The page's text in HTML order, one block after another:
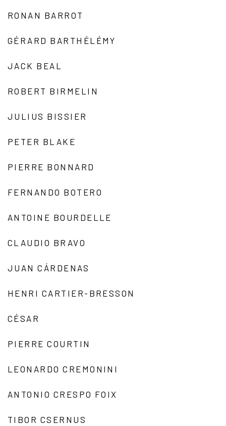
RONAN BARROT
GÉRARD BARTHÉLÉMY
JACK BEAL
ROBERT BIRMELIN
JULIUS BISSIER
PETER BLAKE
PIERRE BONNARD
FERNANDO BOTERO
ANTOINE BOURDELLE
CLAUDIO BRAVO
JUAN CÁRDENAS
HENRI CARTIER-BRESSON
CÉSAR
PIERRE COURTIN
LEONARDO CREMONINI
ANTONIO CRESPO FOIX
TIBOR CSERNUS